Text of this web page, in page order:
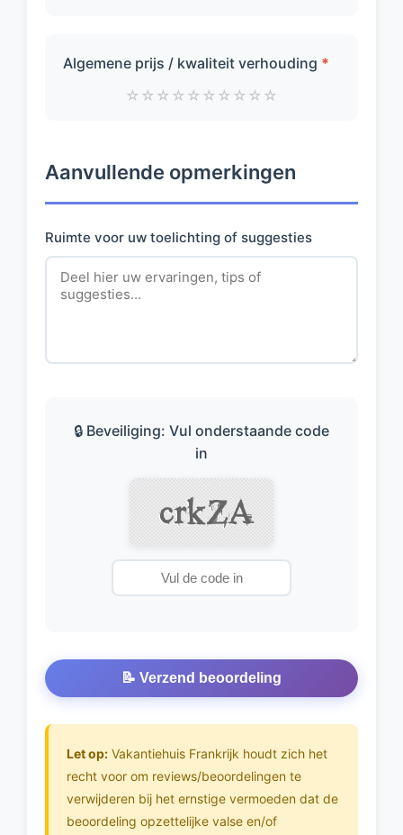
Algemene prijs / kwaliteit verhouding *
☆ ☆ ☆ ☆ ☆ ☆ ☆ ☆ ☆ ☆
Aanvullende opmerkingen
Ruimte voor uw toelichting of suggesties
🔒 Beveiliging: Vul onderstaande code
in
📝 Verzend beoordeling
Let op: Vakantiehuis Frankrijk houdt zich het
recht voor om reviews/beoordelingen te
verwijderen bij het ernstige vermoeden dat de
beoordeling opzettelijke valse en/of